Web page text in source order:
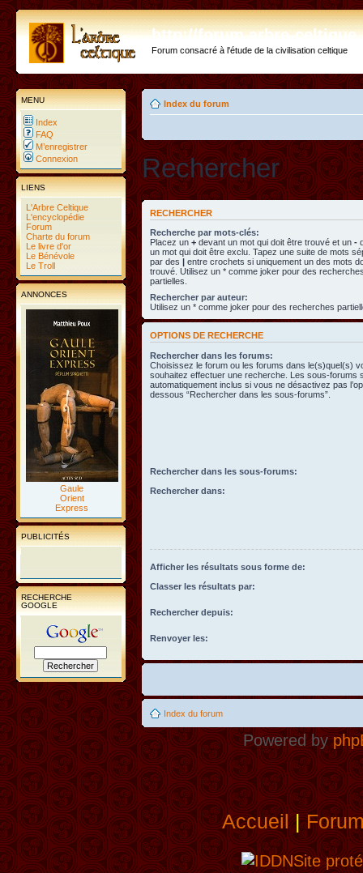
http://forum.arbre-
Forum consacré à l'étude de la civilisation celtique
MENU
Index
FAQ
M’enregistrer
Connexion
LIENS
L'Arbre Celtique
L'encyclopédie
Forum
Charte du forum
Le livre d'or
Le Bénévole
Le Troll
ANNONCES
Gaule
Orient
Express
PUBLICITÉS
RECHERCHE
GOOGLE
Index du forum
Rechercher
RECHERCHER
Recherche par mots-clés:
Placez un + devant un mot qui doit être trouvé et un -
un mot qui doit être exclu. Tapez une suite de mots
par des | entre crochets si uniquement un des mots
trouvé. Utilisez un * comme joker pour des
partielles.
Rechercher par auteur:
Utilisez un * comme joker pour des recherches
OPTIONS DE RECHERCHE
Rechercher dans les forums:
Choisissez le forum ou les forums dans le(s)quel(s)
souhaitez effectuer une recherche. Les sous-forums
automatiquement inclus si vous ne désactivez pas
dessous “Rechercher dans les sous-forums”.
Rechercher dans les sous-forums:
Rechercher dans:
Afficher les résultats sous forme de:
Classer les résultats par:
Rechercher depuis:
Renvoyer les:
Index du forum
Powered by
Accueil|
Site